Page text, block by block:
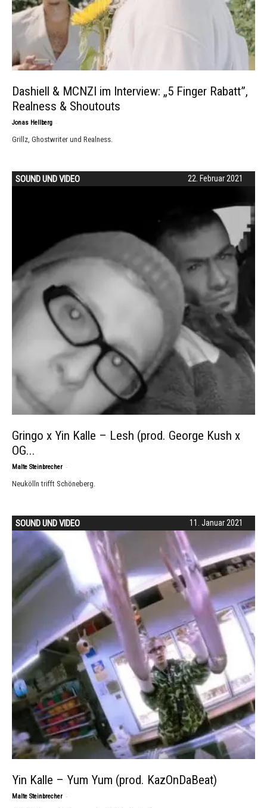
Dashiell & MCNZI im Interview: „5 Finger Rabatt”,
Realness & Shoutouts
Jonas Hellberg -
Grillz, Ghostwriter und Realness.
22. Februar 2021
SOUND UND VIDEO
Gringo x Yin Kalle – Lesh (prod. George Kush x
OG...
Malte Steinbrecher -
Neukölln trifft Schöneberg.
11. Januar 2021
SOUND UND VIDEO
Yin Kalle – Yum Yum (prod. KazOnDaBeat)
Malte Steinbrecher -